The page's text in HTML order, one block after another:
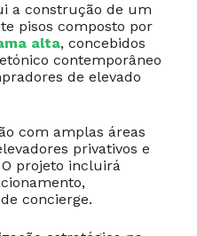
a construção de um
pisos composto por
alta, concebidos
contemporâneo
de elevado
com amplas áreas
privativos e
projeto incluirá
concierge.